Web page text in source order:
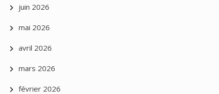
juin 2026
mai 2026
avril 2026
mars 2026
février 2026